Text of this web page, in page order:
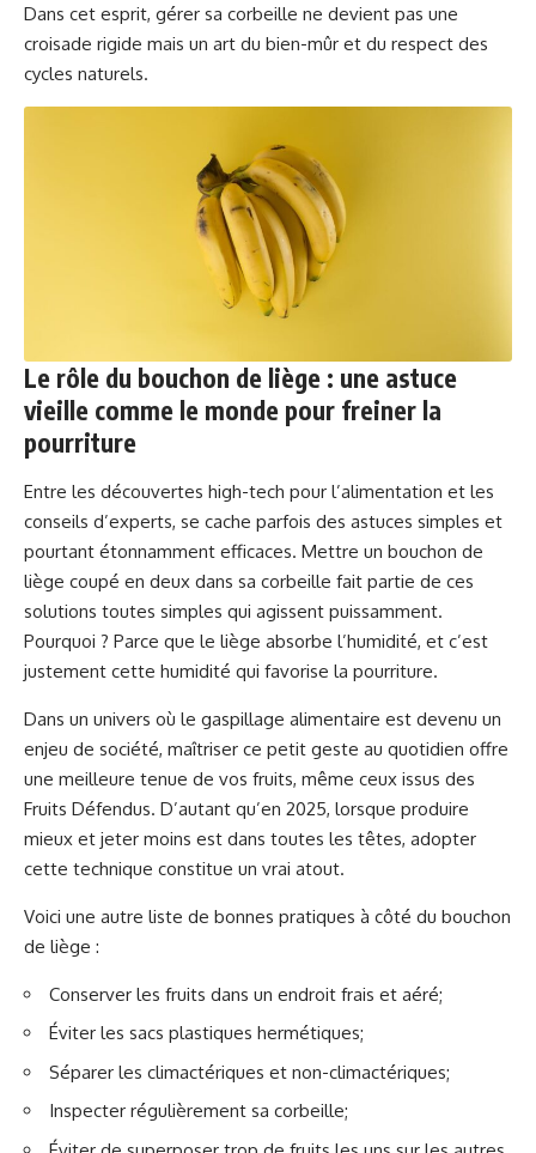
Dans cet esprit, gérer sa corbeille ne devient pas une
croisade rigide mais un art du bien-mûr et du respect des
cycles naturels.
Le rôle du bouchon de liège : une astuce
vieille comme le monde pour freiner la
pourriture
Entre les découvertes high-tech pour l’alimentation et les
conseils d’experts, se cache parfois des astuces simples et
pourtant étonnamment efficaces. Mettre un bouchon de
liège coupé en deux dans sa corbeille fait partie de ces
solutions toutes simples qui agissent puissamment.
Pourquoi ? Parce que le liège absorbe l’humidité, et c’est
justement cette humidité qui favorise la pourriture.
Dans un univers où le gaspillage alimentaire est devenu un
enjeu de société, maîtriser ce petit geste au quotidien offre
une meilleure tenue de vos fruits, même ceux issus des
Fruits Défendus. D’autant qu’en 2025, lorsque produire
mieux et jeter moins est dans toutes les têtes, adopter
cette technique constitue un vrai atout.
Voici une autre liste de bonnes pratiques à côté du bouchon
de liège :
Conserver les fruits dans un endroit frais et aéré;
Éviter les sacs plastiques hermétiques;
Séparer les climactériques et non-climactériques;
Inspecter régulièrement sa corbeille;